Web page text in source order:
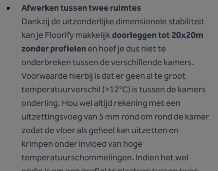
Afwerken tussen twee ruimtes
Dankzij de uitzonderlijke dimensionele stabiliteit
kan je Floorify makkelijkdoorleggen tot 20x20m
zonder profielen en hoef je dus niet te
onderbreken tussen de verschillende kamers.
Voorwaarde hierbij is dat er geen al te groot
temperatuurverschil (>12°C) is tussen de kamers
onderling. Hou wel altijd rekening met een
uitzettingsvoeg van 5 mm rond om rond de kamer
zodat de vloer als geheel kan uitzetten en
krimpen onder invloed van hoge
temperatuurschommelingen. Indien het wel